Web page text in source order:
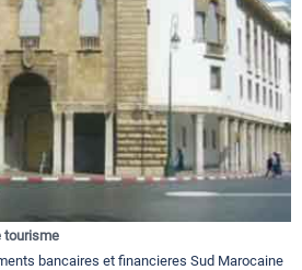
tourisme
bancaires et financieres Sud Marocaine